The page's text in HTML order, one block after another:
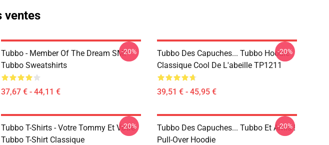
ventes
Tubbo - Member Of The Dream SMP
Tubbo Sweatshirts
37,67 € - 44,11 €
-20%
Tubbo Des Capuches... Tubbo Hoodie
Classique Cool De L'abeille TP1211
39,51 € - 45,95 €
-20%
Tubbo T-Shirts - Votre Tommy Et Votre
Tubbo T-Shirt Classique
-20%
Tubbo Des Capuches... Tubbo Et Amis !
Pull-Over Hoodie
-20%